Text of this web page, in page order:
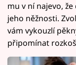
mu v ní najevo,
jeho něžnosti.
vám vykouzlí
připomínat